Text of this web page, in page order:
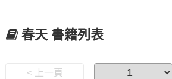
春天 書籍列表
< 上一頁